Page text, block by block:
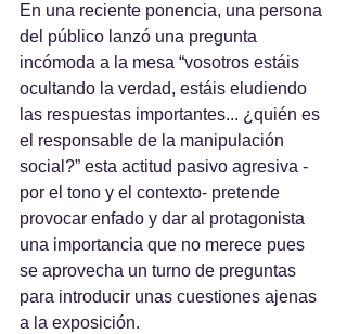
En una reciente ponencia, una persona
del público lanzó una pregunta
incómoda a la mesa “vosotros estáis
ocultando la verdad, estáis eludiendo
las respuestas importantes... ¿quién es
el responsable de la manipulación
social?” esta actitud pasivo agresiva -
por el tono y el contexto- pretende
provocar enfado y dar al protagonista
una importancia que no merece pues
se aprovecha un turno de preguntas
para introducir unas cuestiones ajenas
a la exposición.